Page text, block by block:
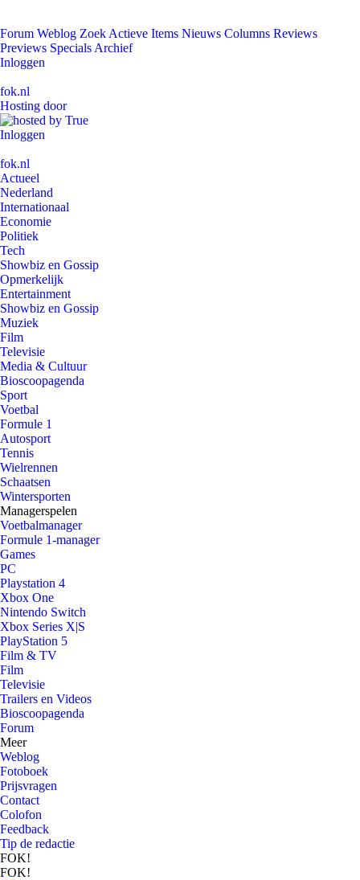
Forum Weblog Zoek Actieve Items Nieuws Columns Reviews
Previews Specials Archief
Inloggen
fok.nl
Hosting door
Inloggen
fok.nl
Actueel
Nederland
Internationaal
Economie
Politiek
Tech
Showbiz en Gossip
Opmerkelijk
Entertainment
Showbiz en Gossip
Muziek
Film
Televisie
Media & Cultuur
Bioscoopagenda
Sport
Voetbal
Formule 1
Autosport
Tennis
Wielrennen
Schaatsen
Wintersporten
Managerspelen
Voetbalmanager
Formule 1-manager
Games
PC
Playstation 4
Xbox One
Nintendo Switch
Xbox Series X|S
PlayStation 5
Film & TV
Film
Televisie
Trailers en Videos
Bioscoopagenda
Forum
Meer
Weblog
Fotoboek
Prijsvragen
Contact
Colofon
Feedback
Tip de redactie
FOK!
FOK!